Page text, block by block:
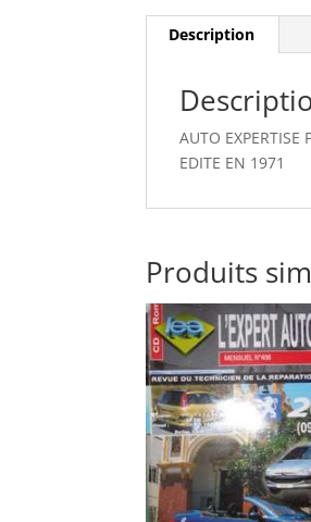
Description
AUTO EXPERTISE
EDITE EN 1971
Produits